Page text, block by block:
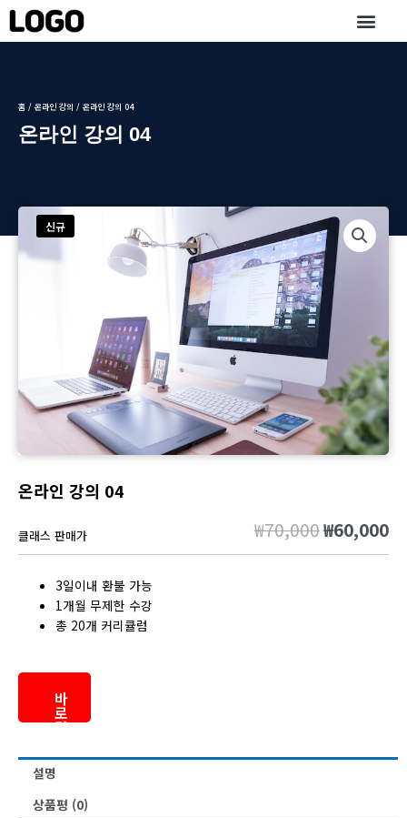
콘
텐
홈 /온라인 강의 / 온라인 강의 04
온라인 강의 04
설명
상품평 (0)
신규
온라인 강의 04
클래스 판매가 ₩70,000원
래
₩60,000현
재
3일이내 환불 가능
1개월 무제한 수강
총 20개 커리큘럼
바
로
결